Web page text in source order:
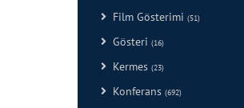
Film Gösterimi (51)
Gösteri (16)
Kermes (23)
Konferans (692)